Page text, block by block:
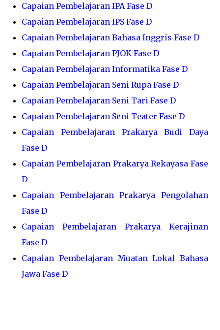
Capaian Pembelajaran IPA Fase D
Capaian Pembelajaran IPS Fase D
Capaian Pembelajaran Bahasa Inggris Fase D
Capaian Pembelajaran PJOK Fase D
Capaian Pembelajaran Informatika Fase D
Capaian Pembelajaran Seni Rupa Fase D
Capaian Pembelajaran Seni Tari Fase D
Capaian Pembelajaran Seni Teater Fase D
Capaian Pembelajaran Prakarya Budi Daya
Fase D
Capaian Pembelajaran Prakarya Rekayasa Fase
D
Capaian Pembelajaran Prakarya Pengolahan
Fase D
Capaian Pembelajaran Prakarya Kerajinan
Fase D
Capaian Pembelajaran Muatan Lokal Bahasa
Jawa Fase D